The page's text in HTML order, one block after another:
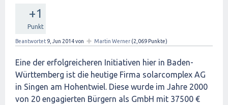
+1
Punkt
Beantwortet 9, Jun 2014von ✦ Martin Werner (2,069 Punkte)
Eine der erfolgreicheren Initiativen hier in Baden-
Württemberg ist die heutige Firma solarcomplex AG
in Singen am Hohentwiel. Diese wurde im Jahre 2000
von 20 engagierten Bürgern als GmbH mit 37500 €